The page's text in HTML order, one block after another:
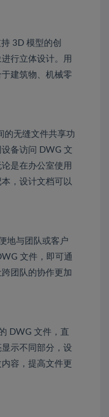
3D 模型的创
行立体设计。用
建筑物、机械零
的无缝文件共享功
备访问 DWG 文
是在办公室使用
，设计文档可以
地与团队或客户
文件，即可通
团队的协作更加
DWG 文件，直
示不同部分，设
容，提高文件更